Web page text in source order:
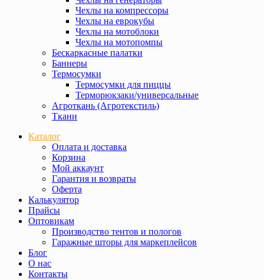
Чехлы на компрессоры
Чехлы на еврокубы
Чехлы на мотоблоки
Чехлы на мотопомпы
Бескаркасные палатки
Баннеры
Термосумки
Термосумки для пиццы
Терморюкзаки/универсальные
Агроткань (Агротекстиль)
Ткани
Каталог
Оплата и доставка
Корзина
Мой аккаунт
Гарантия и возвраты
Оферта
Калькулятор
Прайсы
Оптовикам
Производство тентов и пологов
Гаражные шторы для маркеплейсов
Блог
О нас
Контакты